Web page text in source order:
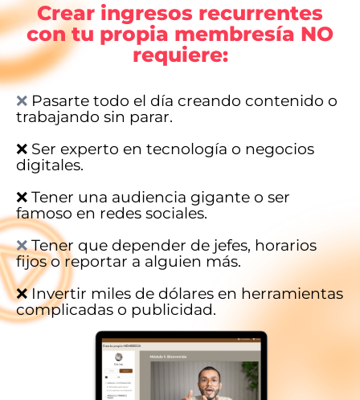
Crear ingresos recurrentes
con tu propia membresía NO
requiere:
❌ Pasarte todo el día creando contenido o
trabajando sin parar.
❌ Ser experto en tecnología o negocios
digitales.
❌ Tener una audiencia gigante o ser
famoso en redes sociales.
❌Tener que depender de jefes, horarios
fijos o reportar a alguien más.
❌ Invertir miles de dólares en herramientas
complicadas o publicidad.